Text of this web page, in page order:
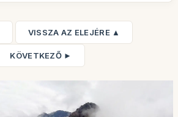
VISSZA AZ ELEJÉRE ▲
KÖVETKEZŐ ►